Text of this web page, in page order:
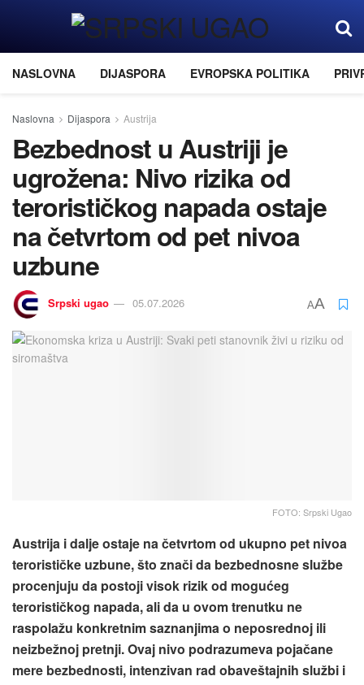
NASLOVNA DIJASPORA EVROPSKA POLITIKA
Naslovna Dijaspora Austrija
Bezbednost u Austriji je
ugrožena: Nivo rizika od
terorističkog napada ostaje
na četvrtom od pet nivoa
uzbune
Srpski ugao 05.07.2026 AA
FOTO: Srpski Ugao
Austrija i dalje ostaje na četvrtom od ukupno pet nivoa
terorističke uzbune, što znači da bezbednosne službe
procenjuju da postoji visok rizik od mogućeg
terorističkog napada, ali da u ovom trenutku ne
raspolažu konkretnim saznanjima o neposrednoj ili
neizbežnoj pretnji. Ovaj nivo podrazumeva pojačane
mere bezbednosti, intenzivan rad obaveštajnih službi i